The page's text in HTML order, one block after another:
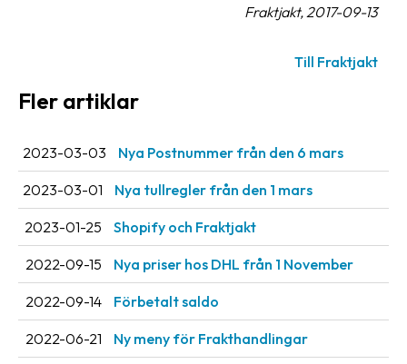
Medarbetare
karriär
Nyhetsarkiv
Kontakta
oss
Villkor
Fraktjakt, 2017-09-13
Till Fraktjakt
Fler artiklar
2023-03-03 Nya Postnummer från den 6 mars
2023-03-01 Nya tullregler från den 1 mars
2023-01-25 Shopify och Fraktjakt
2022-09-15 Nya priser hos DHL från 1 November
2022-09-14 Förbetalt saldo
2022-06-21 Ny meny för Frakthandlingar